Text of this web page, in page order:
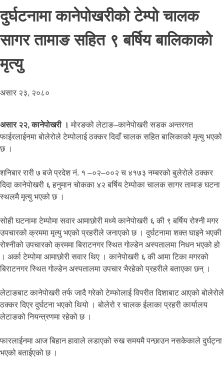
दुर्घटनामा कानेपोखरीकोे टेम्पो चालक
सागर तामाङ सहित ९ बर्षिय बालिकाको
मृत्यु
असार २३, २०८०
असार २२, कानेपोखरी । मोरङको लेटाङ–कानेपोखरी सडक अन्तरगत
फाईरलाईनमा बोलेरोले टेम्पोलाई ठक्कर दिदाँ चालक सहित बालिकाको मृत्यु भएको
छ ।
शनिबार रारी ७ बजे प्रदेश नं. १ –०२–००२ च ४१७३ नम्बरको बुलेरोले ठक्कर
दिदा कानेपोखरी ६ हनुमान चोकका ४२ बर्षिय टेम्पोका चालक सागर तामाङ घटना
स्थलमै मृत्यु भएको छ ।
सोही घटनामा टेम्पोमा सवार आमाछोरी मध्ये कानेपोखरी ६ की ९ बर्षिय रोश्नी मगर
उपचारको क्रममा मृत्यु भएको प्रहरीले जनाएको छ । दुर्घटनामा शक्त घाइने भएकी
रोश्नीको उपचारको क्रममा बिराटनगर स्थित गोल्डेन अस्पतालमा निधन भएको हो
। अर्का टेम्पोमा आमाछोरी सवार थिए । कानेपोखरी ६ की आमा टिका मगरको
बिराटनगर स्थित गोल्डेन अस्पतालमा उपचार भैरहेको प्रहरीले बताएका छन् ।
लेटाङबाट कानेपोखरी तर्फ जादै गरेको टेम्फोलाई विपरीत दिशाबाट आएको बोलेरोले
ठक्कर दिएर दुर्घटना भएको थियो । बोलेरो र चालक ईलाका प्रहरी कार्यालय
लेटाङको नियन्त्रणमा रहेको छ ।
फारलाईनमा आज बिहान हावाले लडाएको रुख समयमै पन्छाउन नसकेकाले दुर्घट्ना
भएको बताईएको छ ।